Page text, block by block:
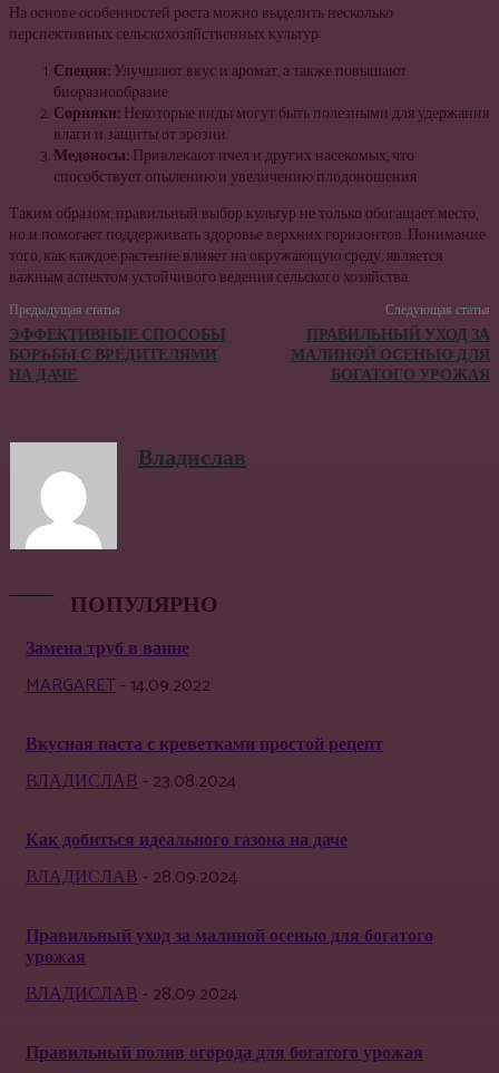
На основе особенностей роста можно выделить несколько
перспективных сельскохозяйственных культур:
Специи:Улучшают вкус и аромат, а также повышают
биоразнообразие.
Сорняки:Некоторые виды могут быть полезными для удержания
влаги и защиты от эрозии.
Медоносы:Привлекают пчел и других насекомых, что
способствует опылению и увеличению плодоношения.
Таким образом, правильный выбор культур не только обогащает место,
но и помогает поддерживать здоровье верхних горизонтов. Понимание
того, как каждое растение влияет на окружающую среду, является
важным аспектом устойчивого ведения сельского хозяйства.
Предыдущая статья
ЭФФЕКТИВНЫЕ СПОСОБЫ
БОРЬБЫ С ВРЕДИТЕЛЯМИ
НА ДАЧЕ
Следующая статья
ПРАВИЛЬНЫЙ УХОД ЗА
МАЛИНОЙ ОСЕНЬЮ ДЛЯ
БОГАТОГО УРОЖАЯ
Владислав
ПОПУЛЯРНО
Замена труб в ванне
MARGARET- 14.09.2022
Вкусная паста с креветками простой рецепт
ВЛАДИСЛАВ- 23.08.2024
Как добиться идеального газона на даче
ВЛАДИСЛАВ- 28.09.2024
Правильный уход за малиной осенью для богатого
урожая
ВЛАДИСЛАВ- 28.09.2024
Правильный полив огорода для богатого урожая